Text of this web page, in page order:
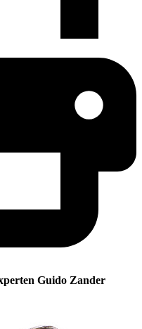
Guido Zander